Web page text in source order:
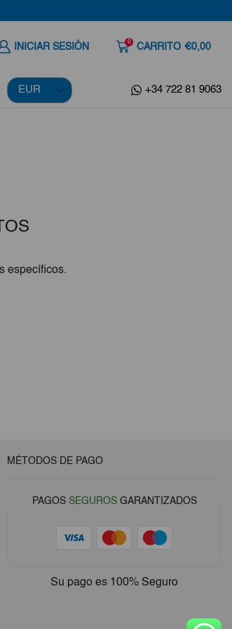
INICIAR SESIÓN 0 CARRITO €0,00
+34 722 81 9063
específicos.
MÉTODOS DE PAGO
PAGOS SEGUROSGARANTIZADOS
Su pago es 100% Seguro